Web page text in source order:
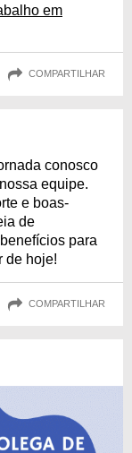
em
COMPARTILHAR
conosco
equipe.
e boas-
de
para
de hoje!
COMPARTILHAR